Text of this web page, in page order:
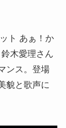
ト あぁ！か
木愛理さん
ンス。登場
貌と歌声に